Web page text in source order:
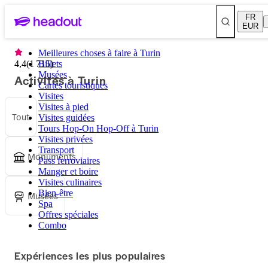
FR
EUR
Meilleures choses à faire à Turin
Billets
Musées
Cartes touristiques
Visites
Visites à pied
Visites guidées
Tours Hop-On Hop-Off à Turin
Visites privées
Transport
Pass ferroviaires
Manger et boire
Visites culinaires
Bien-être
Spa
Offres spéciales
Combo
4,4(1 715)
Activités à Turin
Tout
Monuments
Musées
Expériences les plus populaires